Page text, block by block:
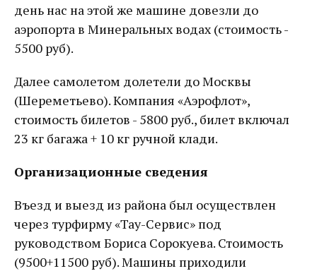
день нас на этой же машине довезли до
аэропорта в Минеральных водах (стоимость -
5500 руб).
Далее самолетом долетели до Москвы
(Шереметьево). Компания «Аэрофлот»,
стоимость билетов - 5800 руб., билет включал
23 кг багажа + 10 кг ручной клади.
Организационные сведения
Въезд и выезд из района был осуществлен
через турфирму «Тау-Сервис» под
руководством Бориса Сорокуева. Стоимость
(9500+11500 руб). Машины приходили